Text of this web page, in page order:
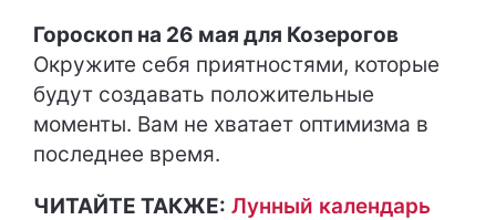
Гороскоп на 26 мая для Козерогов
Окружите себя приятностями, которые
будут создавать положительные
моменты. Вам не хватает оптимизма в
последнее время.
ЧИТАЙТЕ ТАКЖЕ: Лунный календарь